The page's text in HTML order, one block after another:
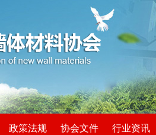
政策法规 协会文件 行业资讯